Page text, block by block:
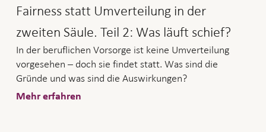
Fairness statt Umverteilung in der
zweiten Säule. Teil 2: Was läuft schief?
In der beruflichen Vorsorge ist keine Umverteilung
vorgesehen – doch sie findet statt. Was sind die
Gründe und was sind die Auswirkungen?
Mehr erfahren